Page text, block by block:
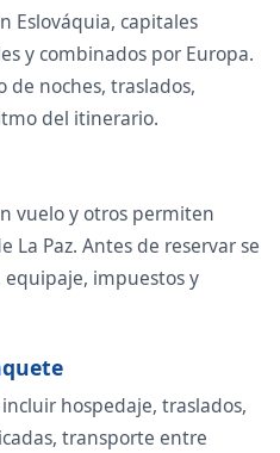
Eslováquia, capitales
y combinados por Europa.
de noches, traslados,
del itinerario.
vuelo y otros permiten
La Paz. Antes de reservar se
equipaje, impuestos y
hospedaje, traslados,
transporte entre